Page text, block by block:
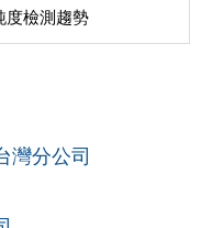
度檢測趨勢
灣分公司